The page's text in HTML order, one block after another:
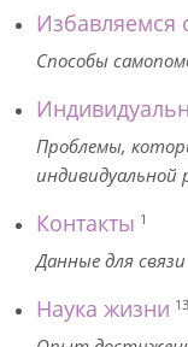
Избавляемся
Способы
Проблемы,
Контакты 1
Данные для
Наука жизни